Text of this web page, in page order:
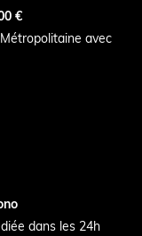
€
avec
dans les 24h